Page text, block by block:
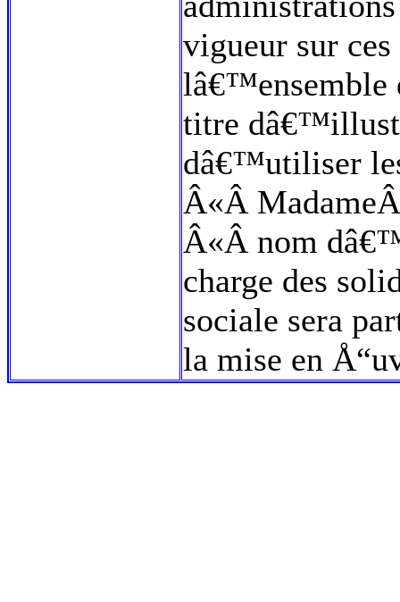
vigueur sur
lâ€™ensemble
titre
dâ€™utiliser
Â«Â
Â«Â nom
charge des
sociale sera
la mise en